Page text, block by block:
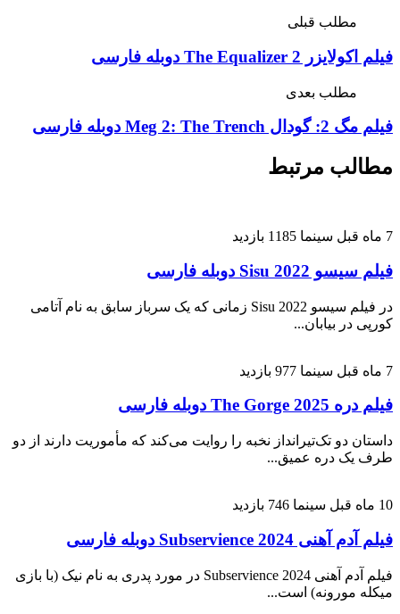
مطلب قبلی
فیلم اکولایزر 2 The Equalizer دوبله فارسی
مطلب بعدی
فیلم مگ 2: گودال Meg 2: The Trench دوبله فارسی
مطالب مرتبط
7 ماه قبل سینما 1185 بازدید
فیلم سیسو 2022 Sisu دوبله فارسی
در فیلم سیسو Sisu 2022 زمانی که یک سرباز سابق به نام آتامی
کورپی در بیابان...
7 ماه قبل سینما 977 بازدید
فیلم دره The Gorge 2025 دوبله فارسی
داستان دو تک‌تیرانداز نخبه را روایت می‌کند که مأموریت دارند از دو
طرف یک دره عمیق...
10 ماه قبل سینما 746 بازدید
فیلم آدم آهنی Subservience 2024 دوبله فارسی
فیلم آدم آهنی Subservience 2024 در مورد پدری به نام نیک (با بازی
میکله مورونه) است...